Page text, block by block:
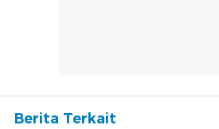
Berita Terkait